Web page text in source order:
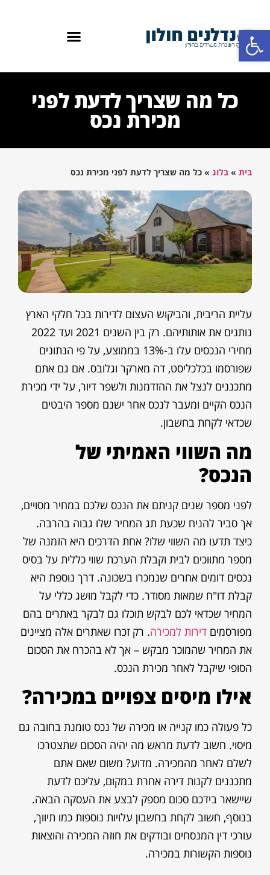
פתח סרגל נגישות
כל מה שצריך לדעת לפני
מכירת נכס
בית » בלוג » כל מה שצריך לדעת לפני מכירת נכס
עליית הריבית, והביקוש העצום לדירות בכל חלקי הארץ
נותנים את אותותיהם. רק בין השנים 2021 ועד 2022
מחירי הנכסים עלו ב-13% בממוצע, על פי הנתונים
שפורסמו בכלכליסט, דה מארקר וגלובס. אם גם אתם
מתכננים לנצל את ההזדמנות ולשפר דיור, על ידי מכירת
הנכס הקיים ומעבר לנכס אחר ישנם מספר היבטים
שכדאי לקחת בחשבון.
מה השווי האמיתי של
הנכס?
לפני מספר שנים קניתם את הנכס שלכם במחיר מסויים,
אך סביר להניח שכעת תג המחיר שלו גבוה בהרבה.
כיצד תדעו מה השווי שלו? אחת הדרכים היא הזמנה של
מספר מתווכים לבית וקבלת הערכת שווי כללית על בסיס
נכסים דומים אחרים שנמכרו בשכונה. דרך נוספת היא
קבלת דו"ח שמאות מסודר. כדי לקבל מושג כללי על
המחיר שכדאי לכם לבקש תוכלו גם לבקר באתרים בהם
מפורסמים דירות למכירה. רק זכרו שאתרים אלה מציינים
את המחיר שהמוכר מבקש – אך לא בהכרח את הסכום
הסופי שיקבל לאחר מכירת הנכס.
אילו מיסים צפויים במכירה?
כל פעולה כמו קנייה או מכירה של נכס טומנת בחובה גם
מיסוי. חשוב לדעת מראש מה יהיה הסכום שתצטרכו
לשלם לאחר מהמכירה. מדוע? משום שאם אתם
מתכננים לקנות דירה אחרת במקום, עליכם לדעת
שיישאר בידכם סכום מספק לבצע את העסקה הבאה.
בנוסף, חשוב לקחת בחשבון עלויות נוספות כמו תיווך,
עורכי דין המנסחים ובודקים את חוזה המכירה והוצאות
נוספות הקשורות במכירה.